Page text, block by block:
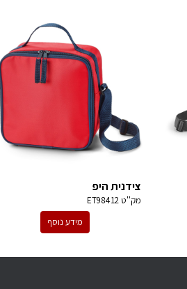
צידנית היפ
מק''טET98412
מידע נוסף